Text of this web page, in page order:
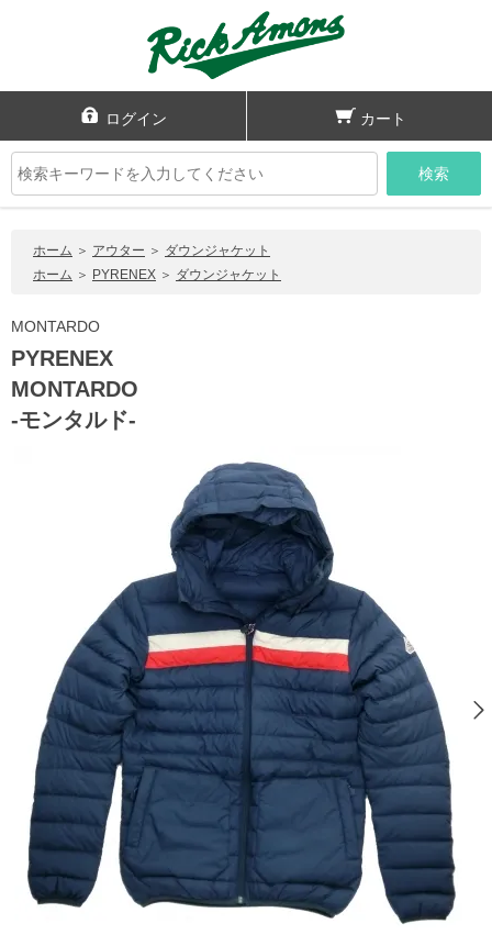
ログイン カート
検索
ホーム ＞ アウター ＞ ダウンジャケット
ホーム ＞ PYRENEX ＞ ダウンジャケット
MONTARDO
PYRENEX
MONTARDO
-モンタルド-